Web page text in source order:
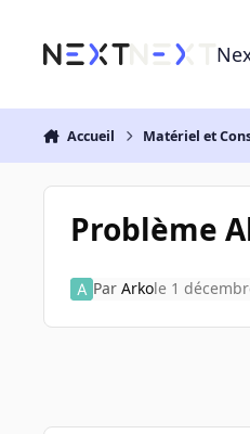
Accueil Matériel et
Problème
Par Arkole 1